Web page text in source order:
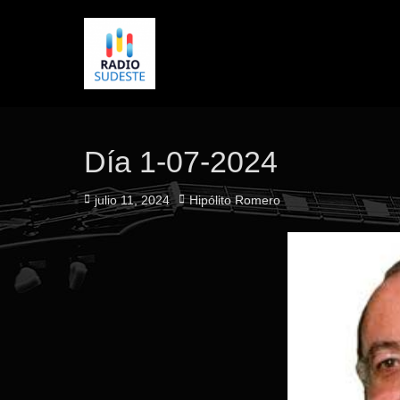
Día 1-07-2024
Publicado
el
julio 11, 2024 Autor
Hipólito Romero